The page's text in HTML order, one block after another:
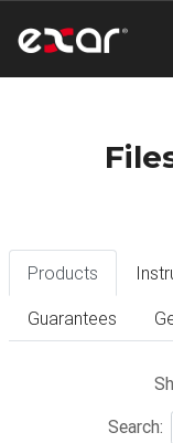
Products
Guarantees
Search: